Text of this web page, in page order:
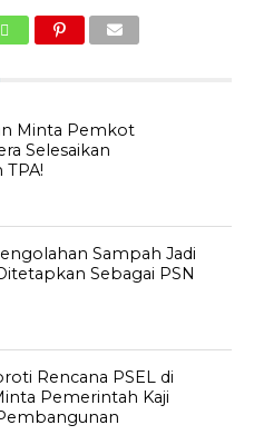
Minta Pemkot
Selesaikan
TPA!
Sampah Jadi
Sebagai PSN
Rencana PSEL di
Pemerintah Kaji